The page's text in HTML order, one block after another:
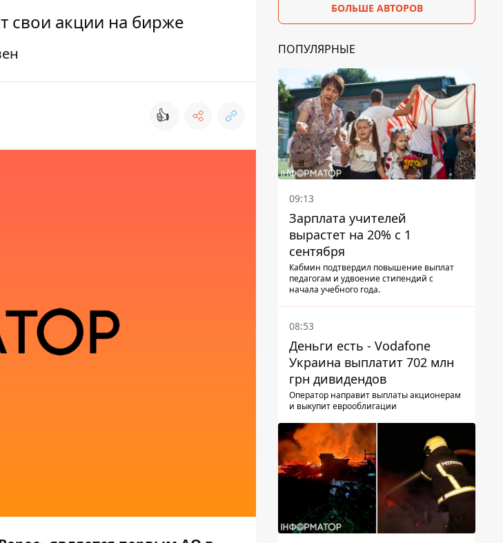
свои акции на бирже
👍
БОЛЬШЕ АВТОРОВ
ПОПУЛЯРНЫЕ
09:13
Зарплата учителей
вырастет на 20% с 1
сентября
Кабмин подтвердил повышение выплат
педагогам и удвоение стипендий с
начала учебного года.
08:53
Деньги есть - Vodafone
Украина выплатит 702 млн
грн дивидендов
Оператор направит выплаты акционерам
и выкупит еврооблигации